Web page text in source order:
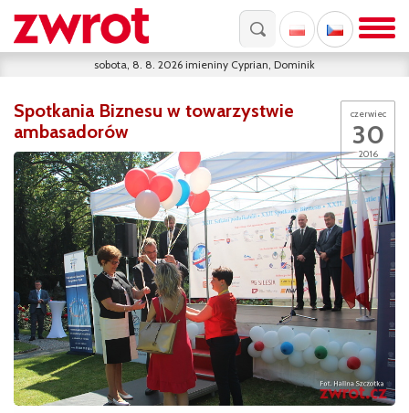
sobota, 8. 8. 2026 imieniny Cyprian, Dominik
czerwiec
30
2016
Spotkania Biznesu w towarzystwie
ambasadorów